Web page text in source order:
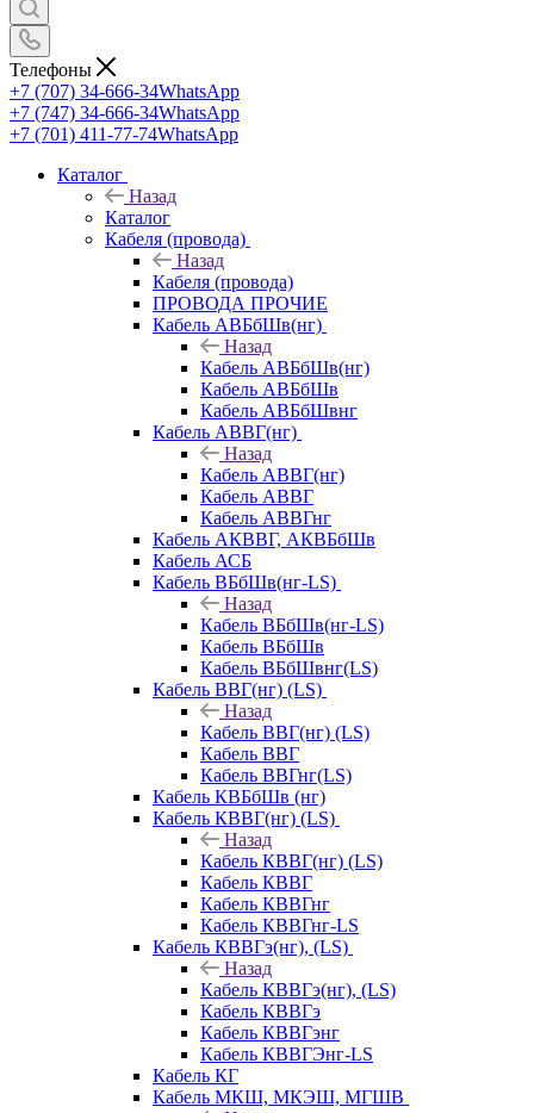
Телефоны
+7 (707) 34-666-34WhatsApp
+7 (747) 34-666-34WhatsApp
+7 (701) 411-77-74WhatsApp
Каталог
Назад
Каталог
Кабеля (провода)
Назад
Кабеля (провода)
ПРОВОДА ПРОЧИЕ
Кабель АВБбШв(нг)
Назад
Кабель АВБбШв(нг)
Кабель АВБбШв
Кабель АВБбШвнг
Кабель АВВГ(нг)
Назад
Кабель АВВГ(нг)
Кабель АВВГ
Кабель АВВГнг
Кабель АКВВГ, АКВБбШв
Кабель АСБ
Кабель ВБбШв(нг-LS)
Назад
Кабель ВБбШв(нг-LS)
Кабель ВБбШв
Кабель ВБбШвнг(LS)
Кабель ВВГ(нг) (LS)
Назад
Кабель ВВГ(нг) (LS)
Кабель ВВГ
Кабель ВВГнг(LS)
Кабель КВБбШв (нг)
Кабель КВВГ(нг) (LS)
Назад
Кабель КВВГ(нг) (LS)
Кабель КВВГ
Кабель КВВГнг
Кабель КВВГнг-LS
Кабель КВВГэ(нг), (LS)
Назад
Кабель КВВГэ(нг), (LS)
Кабель КВВГэ
Кабель КВВГэнг
Кабель КВВГЭнг-LS
Кабель КГ
Кабель МКШ, МКЭШ, МГШВ